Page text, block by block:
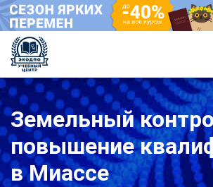
Земельный
повышение
в Миассе